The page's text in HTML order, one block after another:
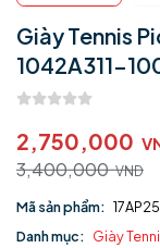
Giày Tennis
1042A311-
2,750,000
3,400,000VND
Mã sản phẩm:
Danh mục: Giày